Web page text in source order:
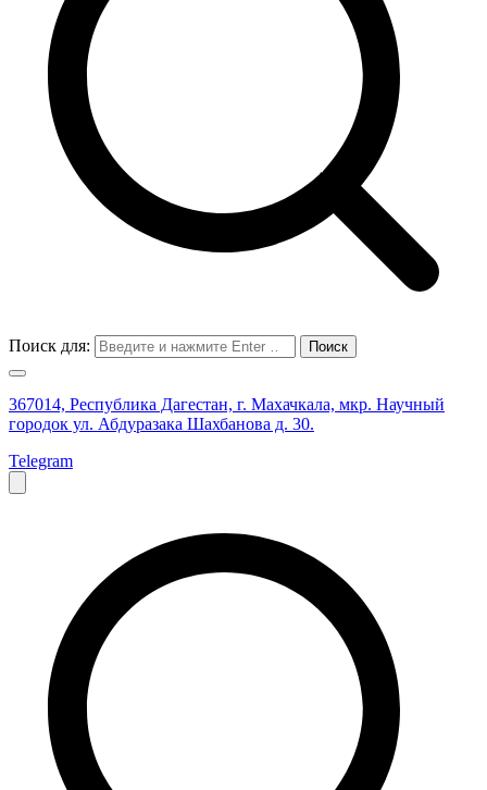
Поиск для:
367014, Республика Дагестан, г. Махачкала, мкр. Научный
городок ул. Абдуразака Шахбанова д. 30.
Telegram